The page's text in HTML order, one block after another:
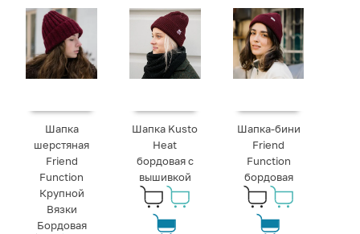
Шапка
шерстяная
Friend
Function
Крупной
Вязки
Бордовая
Шапка Kusto
Heat
бордовая с
вышивкой
Шапка-бини
Friend
Function
бордовая